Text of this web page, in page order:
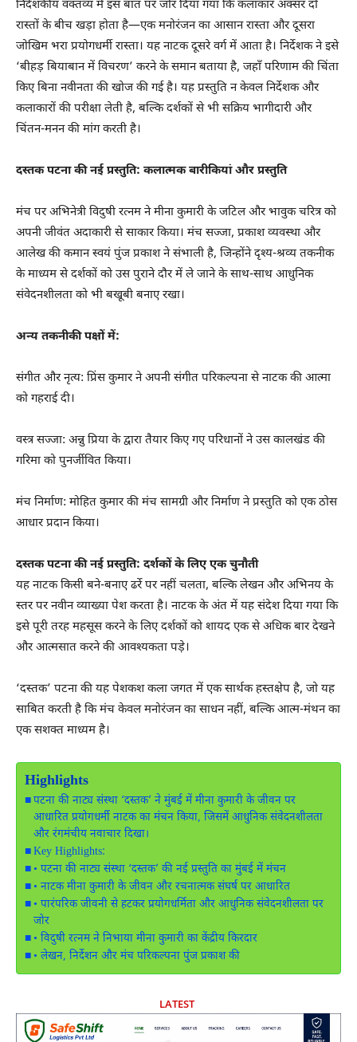
निर्देशकीय वक्तव्य में इस बात पर जोर दिया गया कि कलाकार अक्सर दो
रास्तों के बीच खड़ा होता है—एक मनोरंजन का आसान रास्ता और दूसरा
जोखिम भरा प्रयोगधर्मी रास्ता। यह नाटक दूसरे वर्ग में आता है। निर्देशक ने इसे
‘बीहड़ बियाबान में विचरण’ करने के समान बताया है, जहाँ परिणाम की चिंता
किए बिना नवीनता की खोज की गई है। यह प्रस्तुति न केवल निर्देशक और
कलाकारों की परीक्षा लेती है, बल्कि दर्शकों से भी सक्रिय भागीदारी और
चिंतन-मनन की मांग करती है।
दस्तक पटना की नई प्रस्तुति: कलात्मक बारीकियां और प्रस्तुति
मंच पर अभिनेत्री विदुषी रत्नम ने मीना कुमारी के जटिल और भावुक चरित्र को
अपनी जीवंत अदाकारी से साकार किया। मंच सज्जा, प्रकाश व्यवस्था और
आलेख की कमान स्वयं पुंज प्रकाश ने संभाली है, जिन्होंने दृश्य-श्रव्य तकनीक
के माध्यम से दर्शकों को उस पुराने दौर में ले जाने के साथ-साथ आधुनिक
संवेदनशीलता को भी बखूबी बनाए रखा।
अन्य तकनीकी पक्षों में:
संगीत और नृत्य: प्रिंस कुमार ने अपनी संगीत परिकल्पना से नाटक की आत्मा
को गहराई दी।
वस्त्र सज्जा: अन्नु प्रिया के द्वारा तैयार किए गए परिधानों ने उस कालखंड की
गरिमा को पुनर्जीवित किया।
मंच निर्माण: मोहित कुमार की मंच सामग्री और निर्माण ने प्रस्तुति को एक ठोस
आधार प्रदान किया।
दस्तक पटना की नई प्रस्तुति: दर्शकों के लिए एक चुनौती
यह नाटक किसी बने-बनाए ढर्रे पर नहीं चलता, बल्कि लेखन और अभिनय के
स्तर पर नवीन व्याख्या पेश करता है। नाटक के अंत में यह संदेश दिया गया कि
इसे पूरी तरह महसूस करने के लिए दर्शकों को शायद एक से अधिक बार देखने
और आत्मसात करने की आवश्यकता पड़े।
‘दस्तक’ पटना की यह पेशकश कला जगत में एक सार्थक हस्तक्षेप है, जो यह
साबित करती है कि मंच केवल मनोरंजन का साधन नहीं, बल्कि आत्म-मंथन का
एक सशक्त माध्यम है।
Highlights
पटना की नाट्य संस्था ‘दस्तक’ ने मुंबई में मीना कुमारी के जीवन पर
आधारित प्रयोगधर्मी नाटक का मंचन किया, जिसमें आधुनिक संवेदनशीलता
और रंगमंचीय नवाचार दिखा।
Key Highlights:
• पटना की नाट्य संस्था ‘दस्तक’ की नई प्रस्तुति का मुंबई में मंचन
• नाटक मीना कुमारी के जीवन और रचनात्मक संघर्ष पर आधारित
• पारंपरिक जीवनी से हटकर प्रयोगधर्मिता और आधुनिक संवेदनशीलता पर
जोर
• विदुषी रत्नम ने निभाया मीना कुमारी का केंद्रीय किरदार
• लेखन, निर्देशन और मंच परिकल्पना पुंज प्रकाश की
LATEST